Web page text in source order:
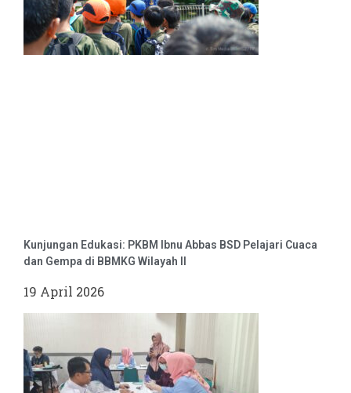
Kunjungan Edukasi: PKBM Ibnu Abbas BSD Pelajari Cuaca
dan Gempa di BBMKG Wilayah II
19 April 2026